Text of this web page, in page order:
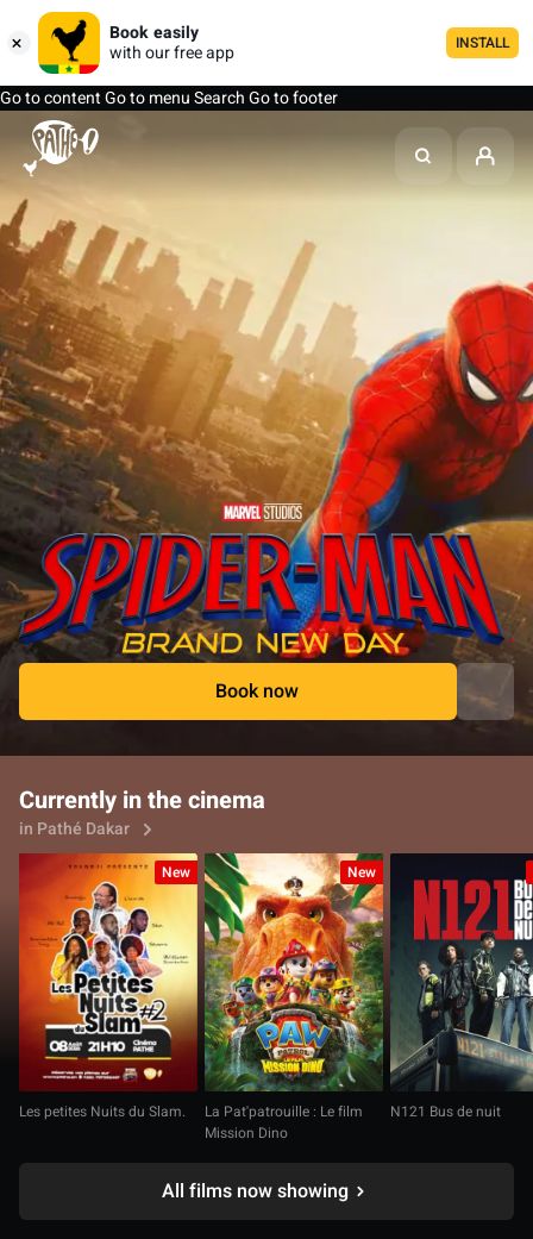
Book easily
with our free app
INSTALL
Go to contentGo to menuSearchGo to footer
Book now
Currently in the cinema
in Pathé Dakar
Les petites Nuits du Slam.
New
La Pat'patrouille : Le film
Mission Dino
New
N121 Bus de nuit
All films now showing